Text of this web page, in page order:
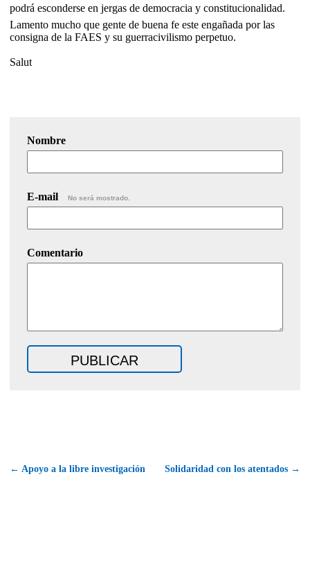
podrá esconderse en jergas de democracia y constitucionalidad.
Lamento mucho que gente de buena fe este engañada por las
consigna de la FAES y su guerracivilismo perpetuo.
Salut
Nombre
E-mail No será mostrado.
Comentario
← Apoyo a la libre investigación Solidaridad con los atentados →